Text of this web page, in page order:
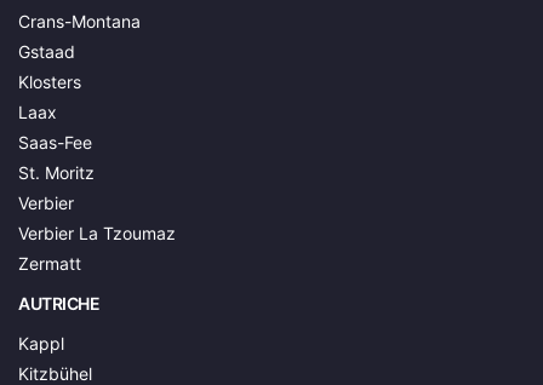
Crans-Montana
Gstaad
Klosters
Laax
Saas-Fee
St. Moritz
Verbier
Verbier La Tzoumaz
Zermatt
AUTRICHE
Kappl
Kitzbühel